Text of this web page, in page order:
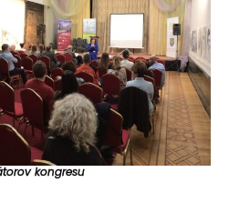
kongresu